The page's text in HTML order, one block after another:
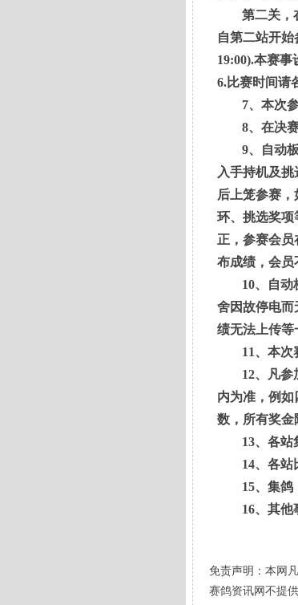
第二关，
自第二站开
19:00).本赛事
6.比赛时间请
7、本次
8、在决
9、自动
入手持机及
后上笼参赛
环、挑选奖项
正，参赛会
布成绩，会员
10、自动
舍因故停电而
绩无法上传等
11、本次
12、凡参
内为准，例
数，所有奖金
13、各站
14、各站
15、集鸽
16、其他
免责声明：本网
赛鸽资讯网不提